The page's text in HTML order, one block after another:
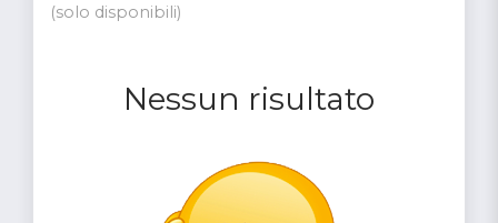
(solo disponibili)
Nessun risultato